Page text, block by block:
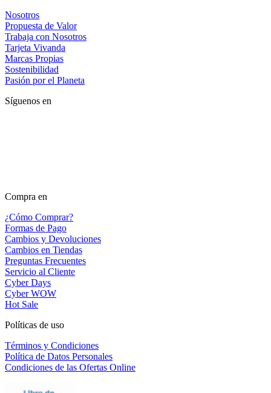
Nosotros
Propuesta de Valor
Trabaja con Nosotros
Tarjeta Vivanda
Marcas Propias
Sostenibilidad
Pasión por el Planeta
Síguenos en
Compra en
¿Cómo Comprar?
Formas de Pago
Cambios y Devoluciones
Cambios en Tiendas
Preguntas Frecuentes
Servicio al Cliente
Cyber Days
Cyber WOW
Hot Sale
Políticas de uso
Términos y Condiciones
Política de Datos Personales
Condiciones de las Ofertas Online